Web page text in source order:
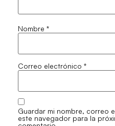
Nombre *
Correo electrónico *
Guardar mi nombre, correo
este navegador para la